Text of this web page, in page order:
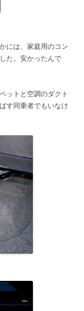
には、家庭用のコン
た。安かったんで
ットと空調のダクト
す同乗者でもいなけ